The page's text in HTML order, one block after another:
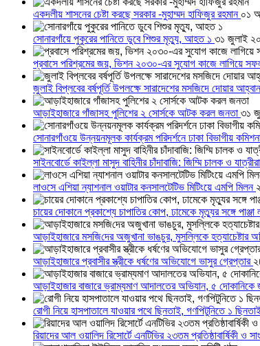
একদলীয় শাসনের চেষ্টা করছে সরকার -মুহাম্মদ হাফিজুর রহমান ০১
সোনারগাঁয়ে পুকুরের পানিতে ডুবে শিশুর মৃত্যু, আহত ১ ৩১ জুলাই
প্রবাসে পরিশ্রমের জয়, ভিশন ২০৩০-এর সুযোগ কাজে লাগিয়ে
জুলাই বিপ্লবের বর্ষপূর্তি উপলক্ষে সারাদেশের মসজিদে দোয়ার
আড়াইহাজারে গাঁজাসহ পুলিশের ২ সোর্সকে আটক করল জনতা ৩১
সোনারগাঁওয়ে উন্নয়নমূলক কার্যক্রম পরিদর্শনে ঢাকা বিভাগীয়
সাইনবোর্ডে কাইল্লা মাসুদ বাহিনীর চাঁদাবাজি: জিম্মি চালক ও যাত্রীরা
লাওসে এশিয়া ন্যাশনাল ওয়াটার কনসালটেটিভ মিটিংয়ে এমপি মিলন
চায়ের দোকানে প্রকাশ্যে চাপাতির কোপ, ঢামেকে মৃত্যুর সঙ্গে
আড়াইহাজারে মস‌জি‌দের অজুখানা ভাঙচুর, মুসল্লিকে হত্যাচেষ্টার
আড়াইহাজারে প্রবাসীর স্ত্রীকে ধর্ষণের অভিযোগে ভাসুর গ্রেপ্তার
আড়াইহাজার বাজারে ভ্রাম্যমাণ আদালতের অভিযান, ৫ দোকানিকে
রোগী নিয়ে হাসপাতালে যাওয়ার পথে ছিনতাই, গণপিটুনিতে ১
রিয়াদের আল ওয়ালিদ রিসোর্টে এনটিভির ২৩তম প্রতিষ্ঠাবার্ষিকী ও